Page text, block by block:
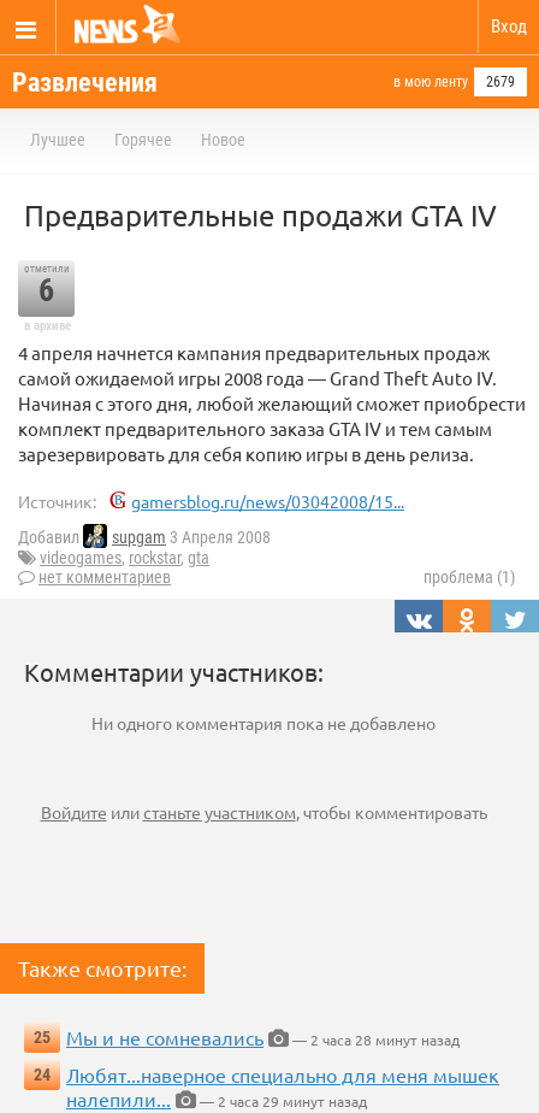
Вход
Развлечения в мою ленту 2679
Лучшее Горячее Новое
Предварительные продажи GTA IV
отметили
6
в архиве
4 апреля начнется кампания предварительных продаж
самой ожидаемой игры 2008 года — Grand Theft Auto IV.
Начиная с этого дня, любой желающий сможет приобрести
комплект предварительного заказа GTA IV и тем самым
зарезервировать для себя копию игры в день релиза.
Источник: gamersblog.ru/news/03042008/15...
Добавил supgam 3 Апреля 2008
videogames, rockstar, gta
нет комментариев
проблема (1)
Комментарии участников:
Ни одного комментария пока не добавлено
Войдите илистаньте участником, чтобы комментировать
Также смотрите:
25 Мы и не сомневались
— 2 часа 28 минут назад
24
Любят...наверное специально для меня мышек
налепили...
— 2 часа 29 минут назад